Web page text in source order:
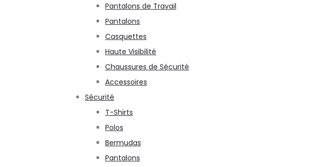
Pantalons de Travail
Pantalons
Casquettes
Haute Visibilité
Chaussures de Sécurité
Accessoires
Sécurité
T-Shirts
Polos
Bermudas
Pantalons